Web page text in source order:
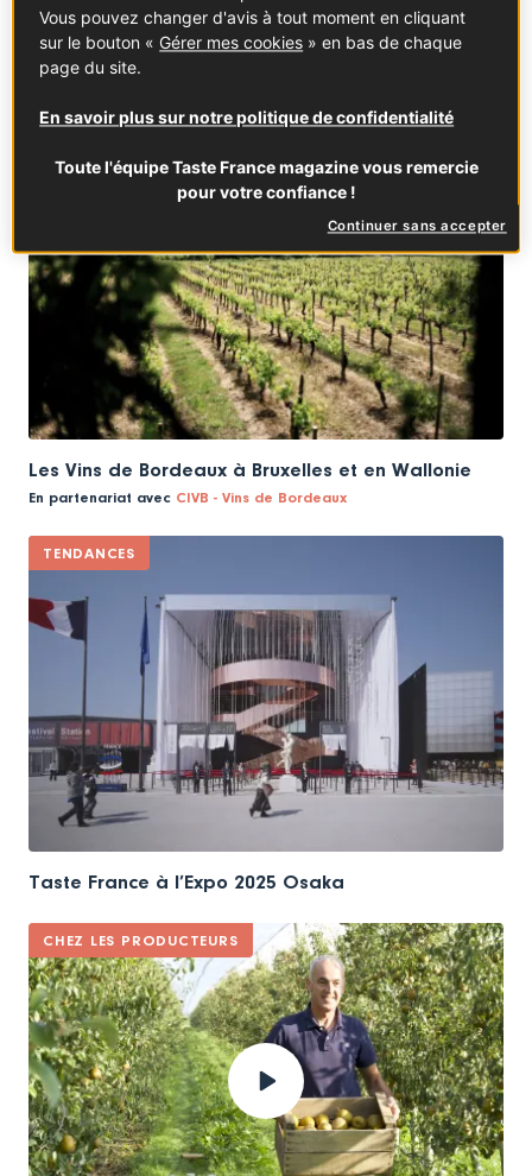
Des champs français aux tables japonaises : la
filière céréalière française met le blé à l’honneur à
Osaka
Les Vins de Bordeaux à Bruxelles et en Wallonie
En partenariat avec CIVB - Vins de Bordeaux
TENDANCES
Taste France à l’Expo 2025 Osaka
CHEZ LES PRODUCTEURS
Vous pouvez changer d'avis à tout moment en cliquant
sur le bouton « Gérer mes cookies » en bas de chaque
page du site.
En savoir plus sur notre politique de confidentialité
Toute l'équipe Taste France magazine vous remercie
pour votre confiance !
Continuer sans accepter